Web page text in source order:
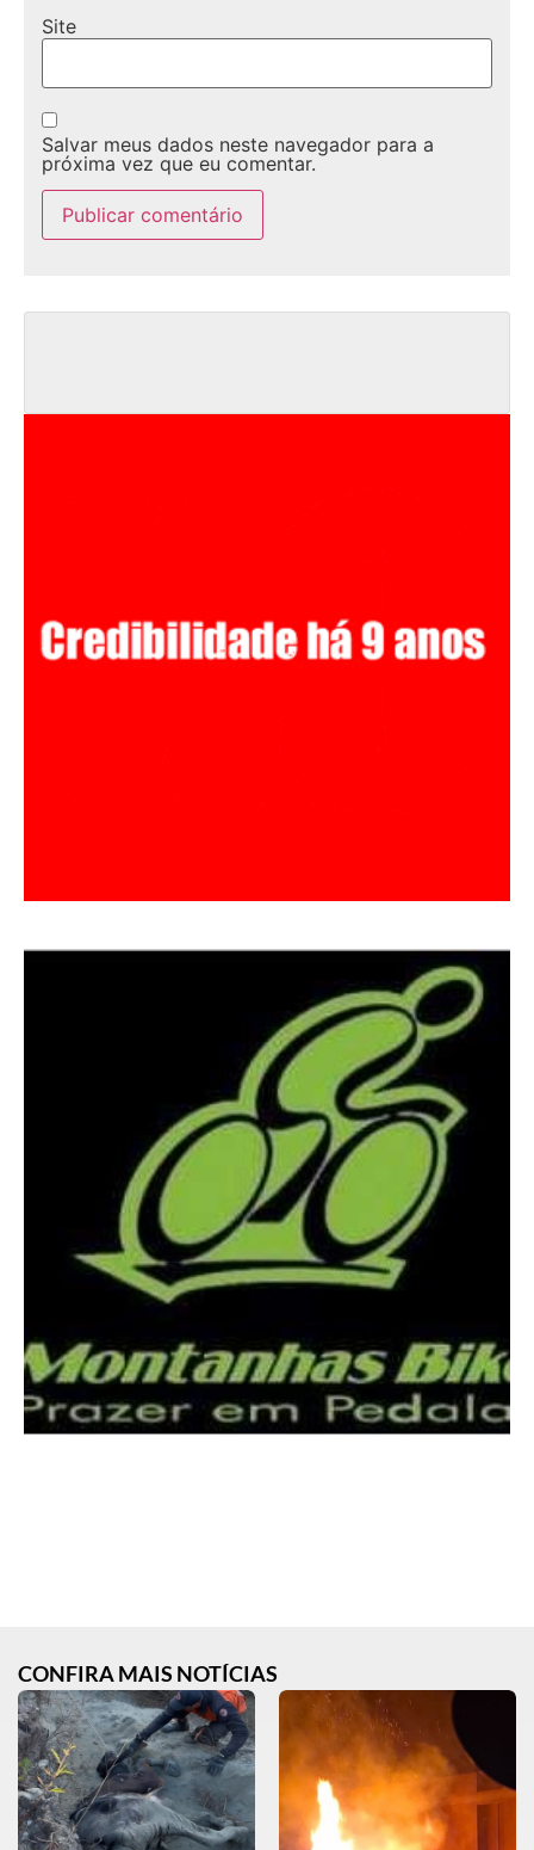
Site
Salvar meus dados neste navegador para a
próxima vez que eu comentar.
CONFIRA MAIS NOTÍCIAS